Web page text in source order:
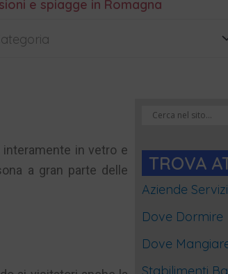
e spiagge in Romagna
in vetro e
a gran parte delle
TROVA
Aziende Servizi
Dove Dormire
Dove
Stabilimenti
Categorie